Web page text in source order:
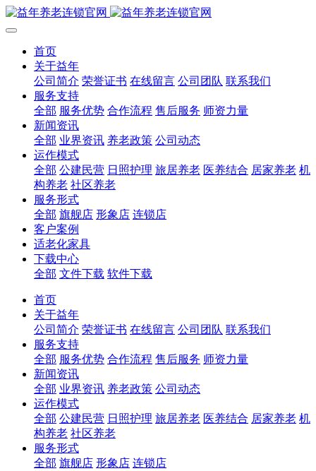
首页
关于益年
公司简介 荣誉证书 在线留言 公司团队 联系我们
服务支持
全部 服务优势 合作流程 售后服务 师资力量
新闻资讯
全部 业界资讯 养老政策 公司动态
运作模式
全部 公建民营 日照护理 旅居养老 医养结合 居家养老 机
构养老 社区养老
服务形式
全部 旗舰店 形象店 连锁店
客户案例
适老化家具
下载中心
全部 文件下载 软件下载
首页
关于益年
公司简介 荣誉证书 在线留言 公司团队 联系我们
服务支持
全部 服务优势 合作流程 售后服务 师资力量
新闻资讯
全部 业界资讯 养老政策 公司动态
运作模式
全部 公建民营 日照护理 旅居养老 医养结合 居家养老 机
构养老 社区养老
服务形式
全部 旗舰店 形象店 连锁店